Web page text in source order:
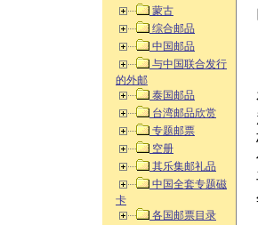
蒙古
综合邮品
中国邮品
与中国联合发行
的外邮
泰国邮品
台湾邮品欣赏
专题邮票
空册
其乐集邮礼品
中国全套专题磁
卡
各国邮票目录